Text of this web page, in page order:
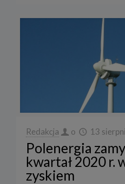
Redakcja o 13
Polenergia
kwartał 2020 r.
zyskiem